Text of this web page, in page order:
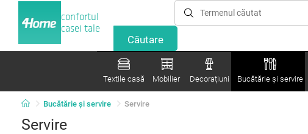
confortul
casei tale
Textile casă Mobilier Decorațiuni Bucătărie și servire
Bucătărie și servire Servire
Servire